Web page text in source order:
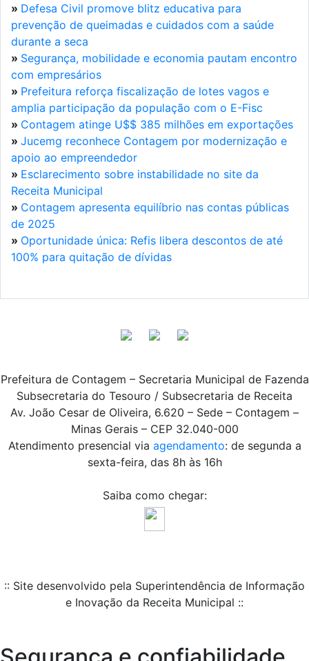
» Defesa Civil promove blitz educativa para
prevenção de queimadas e cuidados com a saúde
durante a seca
» Segurança, mobilidade e economia pautam encontro
com empresários
» Prefeitura reforça fiscalização de lotes vagos e
amplia participação da população com o E-Fisc
» Contagem atinge U$$ 385 milhões em exportações
» Jucemg reconhece Contagem por modernização e
apoio ao empreendedor
» Esclarecimento sobre instabilidade no site da
Receita Municipal
» Contagem apresenta equilíbrio nas contas públicas
de 2025
» Oportunidade única: Refis libera descontos de até
100% para quitação de dívidas
Prefeitura de Contagem – Secretaria Municipal de Fazenda
Subsecretaria do Tesouro / Subsecretaria de Receita
Av. João Cesar de Oliveira, 6.620 – Sede – Contagem –
Minas Gerais – CEP 32.040-000
Atendimento presencial via agendamento: de segunda a
sexta-feira, das 8h às 16h
Saiba como chegar:
:: Site desenvolvido pela Superintendência de Informação
e Inovação da Receita Municipal ::